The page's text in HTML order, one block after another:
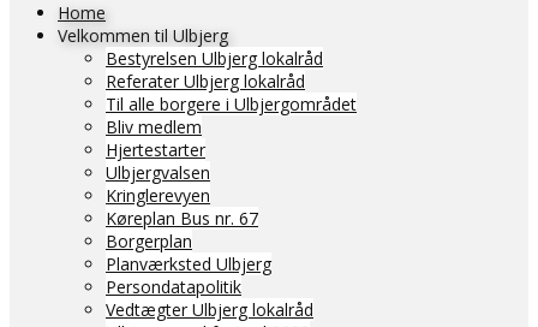
Home
Velkommen til Ulbjerg
Bestyrelsen Ulbjerg lokalråd
Referater Ulbjerg lokalråd
Til alle borgere i Ulbjergområdet
Bliv medlem
Hjertestarter
Ulbjergvalsen
Kringlerevyen
Køreplan Bus nr. 67
Borgerplan
Planværksted Ulbjerg
Persondatapolitik
Vedtægter Ulbjerg lokalråd